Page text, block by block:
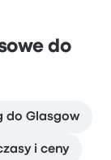
do
do Glasgow
i ceny